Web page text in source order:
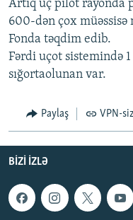
BIZIMLƏ ƏLAQƏ
XƏBƏR BÜLLETENLƏRIMIZ
Artıq üç pilot rayonda
600-dən çox müəssisə
Fonda təqdim edib.
Fərdi uçot sistemində
sığortaolunan var.
Paylaş VPN-
BIZI IZLƏ